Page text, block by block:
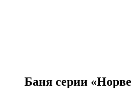
Баня серии